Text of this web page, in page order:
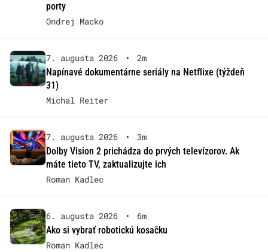
porty
Ondrej Macko
7. augusta 2026 •
2m
Napínavé dokumentárne seriály na Netflixe (týždeň
31)
Michal Reiter
7. augusta 2026 •
3m
Dolby Vision 2 prichádza do prvých televízorov. Ak
máte tieto TV, zaktualizujte ich
Roman Kadlec
6. augusta 2026 •
6m
Ako si vybrať robotickú kosačku
Roman Kadlec